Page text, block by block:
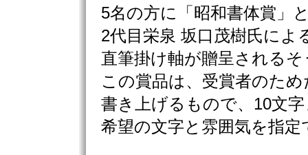
5名の方に「昭和書体賞」
2代目栄泉 坂口茂樹氏によ
直筆掛け軸が贈呈される
この賞品は、受賞者のた
書き上げるもので、10文
希望の文字と雰囲気を指